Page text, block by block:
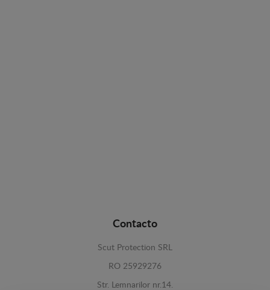
Contacto
Scut Protection SRL
RO 25929276
Str. Lemnarilor nr.14.